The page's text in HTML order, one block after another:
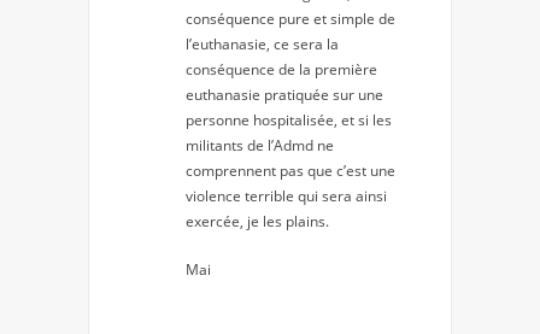
conséquence pure et simple de
l’euthanasie, ce sera la
conséquence de la première
euthanasie pratiquée sur une
personne hospitalisée, et si les
militants de l’Admd ne
comprennent pas que c’est une
violence terrible qui sera ainsi
exercée, je les plains.
Mai